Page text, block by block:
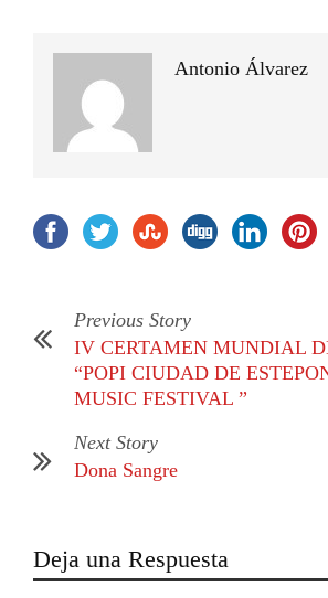
Antonio Álvarez
Previous Story
IV CERTAMEN MUNDIAL
“POPI CIUDAD DE
MUSIC FESTIVAL ”
Next Story
Dona Sangre
Deja una Respuesta